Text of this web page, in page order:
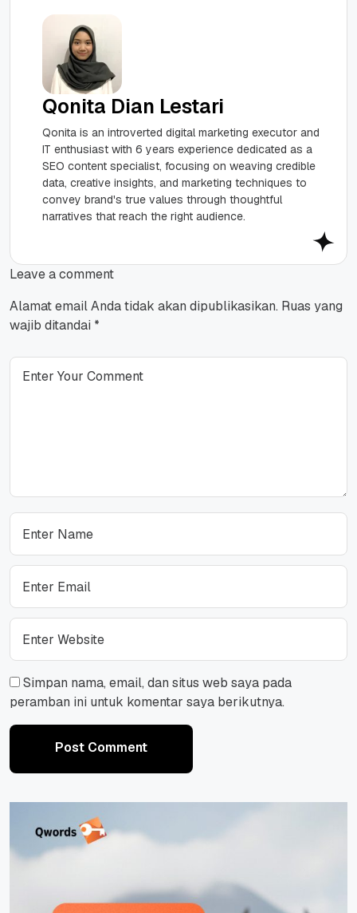
Qonita Dian Lestari
Qonita is an introverted digital marketing executor and
IT enthusiast with 6 years experience dedicated as a
SEO content specialist, focusing on weaving credible
data, creative insights, and marketing techniques to
convey brand's true values through thoughtful
narratives that reach the right audience.
Leave a comment
Alamat email Anda tidak akan dipublikasikan. Ruas yang
wajib ditandai *
Simpan nama, email, dan situs web saya pada
peramban ini untuk komentar saya berikutnya.
Post Comment